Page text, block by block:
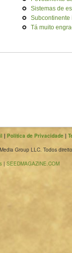
Sistemas de
Subcontinente
Tá muito
| Política de Privacidade |
Group LLC. Todos
| SEEDMAGAZINE.COM